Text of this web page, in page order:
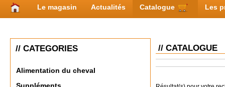
Le magasin Actualités Catalogue Les
// CATEGORIES
Alimentation du cheval
// CATALOGUE